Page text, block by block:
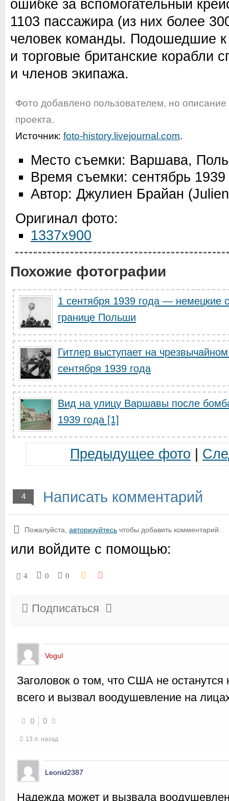
ошибке за вспомогательный
1103 пассажира (из них более
человек команды. Подошедшие к
и торговые британские корабли
и членов экипажа.
Фото добавлено пользователем, но
проекта.
Источник: foto-history.livejournal.com.
Место съемки: Варшава,
Время съемки: сентябрь 1939
Автор: Джулиен Брайан
Оригинал фото:
1337x900
Похожие фотографии
1 сентября 1939 года — немецкие
границе Польши
Гитлер выступает на
сентября 1939 года
Вид на улицу Варшавы после
1939 года [1]
Предыдущее фото
4 Написать комментарий
Пожалуйста, авторизуйтесь чтобы добавить комментарий.
или войдите с помощью:
4 0 0
Подписаться
Vogul
Заголовок о том, что США не останутся
всего и вызвал воодушевление на
0 0
13 л. назад
Leonid2387
Надежда может и вызвала